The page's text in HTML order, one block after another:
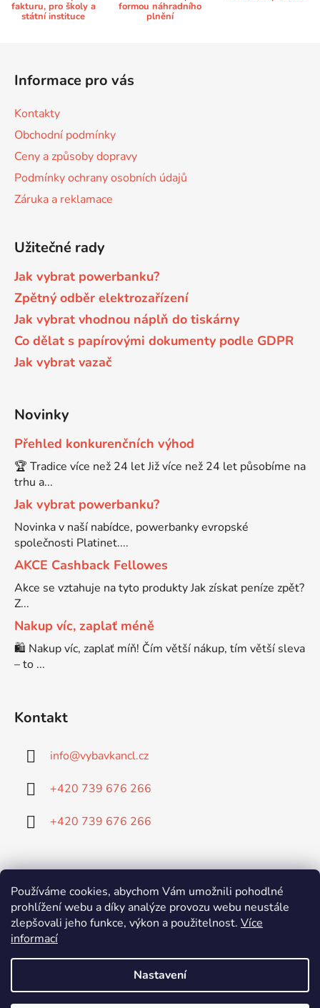
Používáme cookies, abychom Vám umožnili pohodlné
prohlížení webu a díky analýze provozu webu neustále
zlepšovali jeho funkce, výkon a použitelnost. Více
informací
Nastavení
p
fakturu, pro školy a
státní instituce
formou náhradního
plnění
Informace pro vás
Kontakty
Obchodní podmínky
Ceny a způsoby dopravy
Podmínky ochrany osobních údajů
Záruka a reklamace
Užitečné rady
Jak vybrat powerbanku?
Zpětný odběr elektrozařízení
Jak vybrat vhodnou náplň do tiskárny
Co dělat s papírovými dokumenty podle GDPR
Jak vybrat vazač
Novinky
Přehled konkurenčních výhod
🏆 Tradice více než 24 let Již více než 24 let působíme na
trhu a...
Jak vybrat powerbanku?
Novinka v naší nabídce, powerbanky evropské
společnosti Platinet....
AKCE Cashback Fellowes
Akce se vztahuje na tyto produkty Jak získat peníze zpět?
Z...
Nakup víc, zaplať méně
🛍️ Nakup víc, zaplať míň! Čím větší nákup, tím větší sleva
– to ...
Kontakt
info@vybavkancl.cz
+420 739 676 266
+420 739 676 266
Platba: